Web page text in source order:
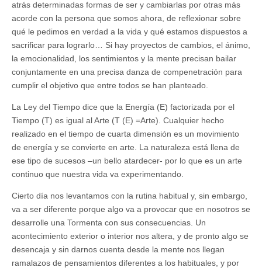
atrás determinadas formas de ser y cambiarlas por otras más
acorde con la persona que somos ahora, de reflexionar sobre
qué le pedimos en verdad a la vida y qué estamos dispuestos a
sacrificar para lograrlo… Si hay proyectos de cambios, el ánimo,
la emocionalidad, los sentimientos y la mente precisan bailar
conjuntamente en una precisa danza de compenetración para
cumplir el objetivo que entre todos se han planteado.
La Ley del Tiempo dice que la Energía (E) factorizada por el
Tiempo (T) es igual al Arte (T (E) =Arte). Cualquier hecho
realizado en el tiempo de cuarta dimensión es un movimiento
de energía y se convierte en arte. La naturaleza está llena de
ese tipo de sucesos –un bello atardecer- por lo que es un arte
continuo que nuestra vida va experimentando.
Cierto día nos levantamos con la rutina habitual y, sin embargo,
va a ser diferente porque algo va a provocar que en nosotros se
desarrolle una Tormenta con sus consecuencias. Un
acontecimiento exterior o interior nos altera, y de pronto algo se
desencaja y sin darnos cuenta desde la mente nos llegan
ramalazos de pensamientos diferentes a los habituales, y por